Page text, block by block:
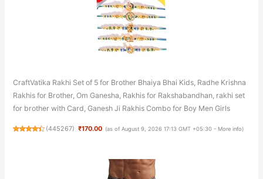
CraftVatika Rakhi Set of 5 for Brother Bhaiya Bhai Kids, Radhe Krishna
Rakhis for Brother, Om Ganesha, Rakhis for Rakshabandhan, rakhi set
for brother with Card, Ganesh Ji Rakhis Combo for Boy Men Girls
(445267) ₹170.00 (as of August 9, 2026 17:13 GMT +05:30 - More info)